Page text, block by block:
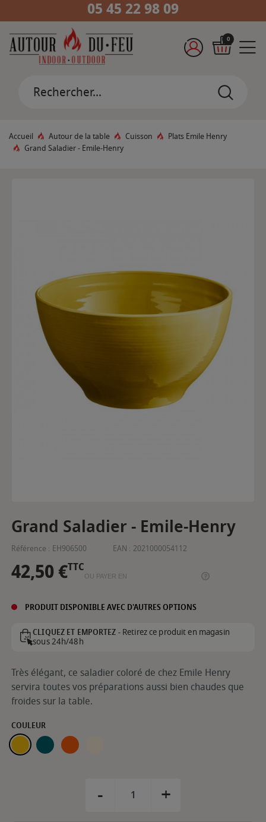
05 45 22 98 09
0
Accueil Autour de la table Cuisson
Plats Emile Henry
Grand Saladier - Emile-Henry
Grand Saladier - Emile-Henry
Référence : EH906500 EAN : 2021000054112
42,50 €TTC
OU PAYER EN
PRODUIT DISPONIBLE AVEC D'AUTRES OPTIONS
CLIQUEZ ET EMPORTEZ -Retirez ce produit en magasin
sous 24h/48h
Très élégant, ce saladier coloré de chez Emile Henry
servira toutes vos préparations aussi bien chaudes que
froides sur la table.
COULEUR
PROVENÇEBELLE-ILETOSCANE
- +